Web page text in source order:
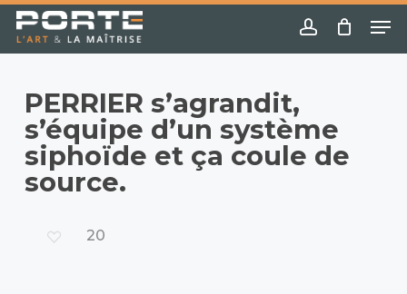
Skip
main
account
PERRIER s’agrandit,
s’équipe d’un système
siphoïde et ça coule de
source.
20